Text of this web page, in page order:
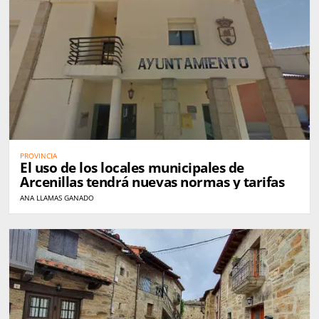
PROVINCIA
El uso de los locales municipales de
Arcenillas tendrá nuevas normas y tarifas
ANA LLAMAS GANADO